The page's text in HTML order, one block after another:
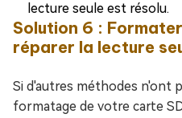
lecture seule est résolu.
Solution 6 :
réparer la lecture
Si d'autres méthodes n'ont
formatage de votre carte